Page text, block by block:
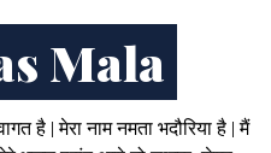
Mala
है | मेरा नाम नमता भदौरिया है | मैं